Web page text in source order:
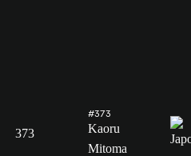
373
#373
Kaoru
Mitoma